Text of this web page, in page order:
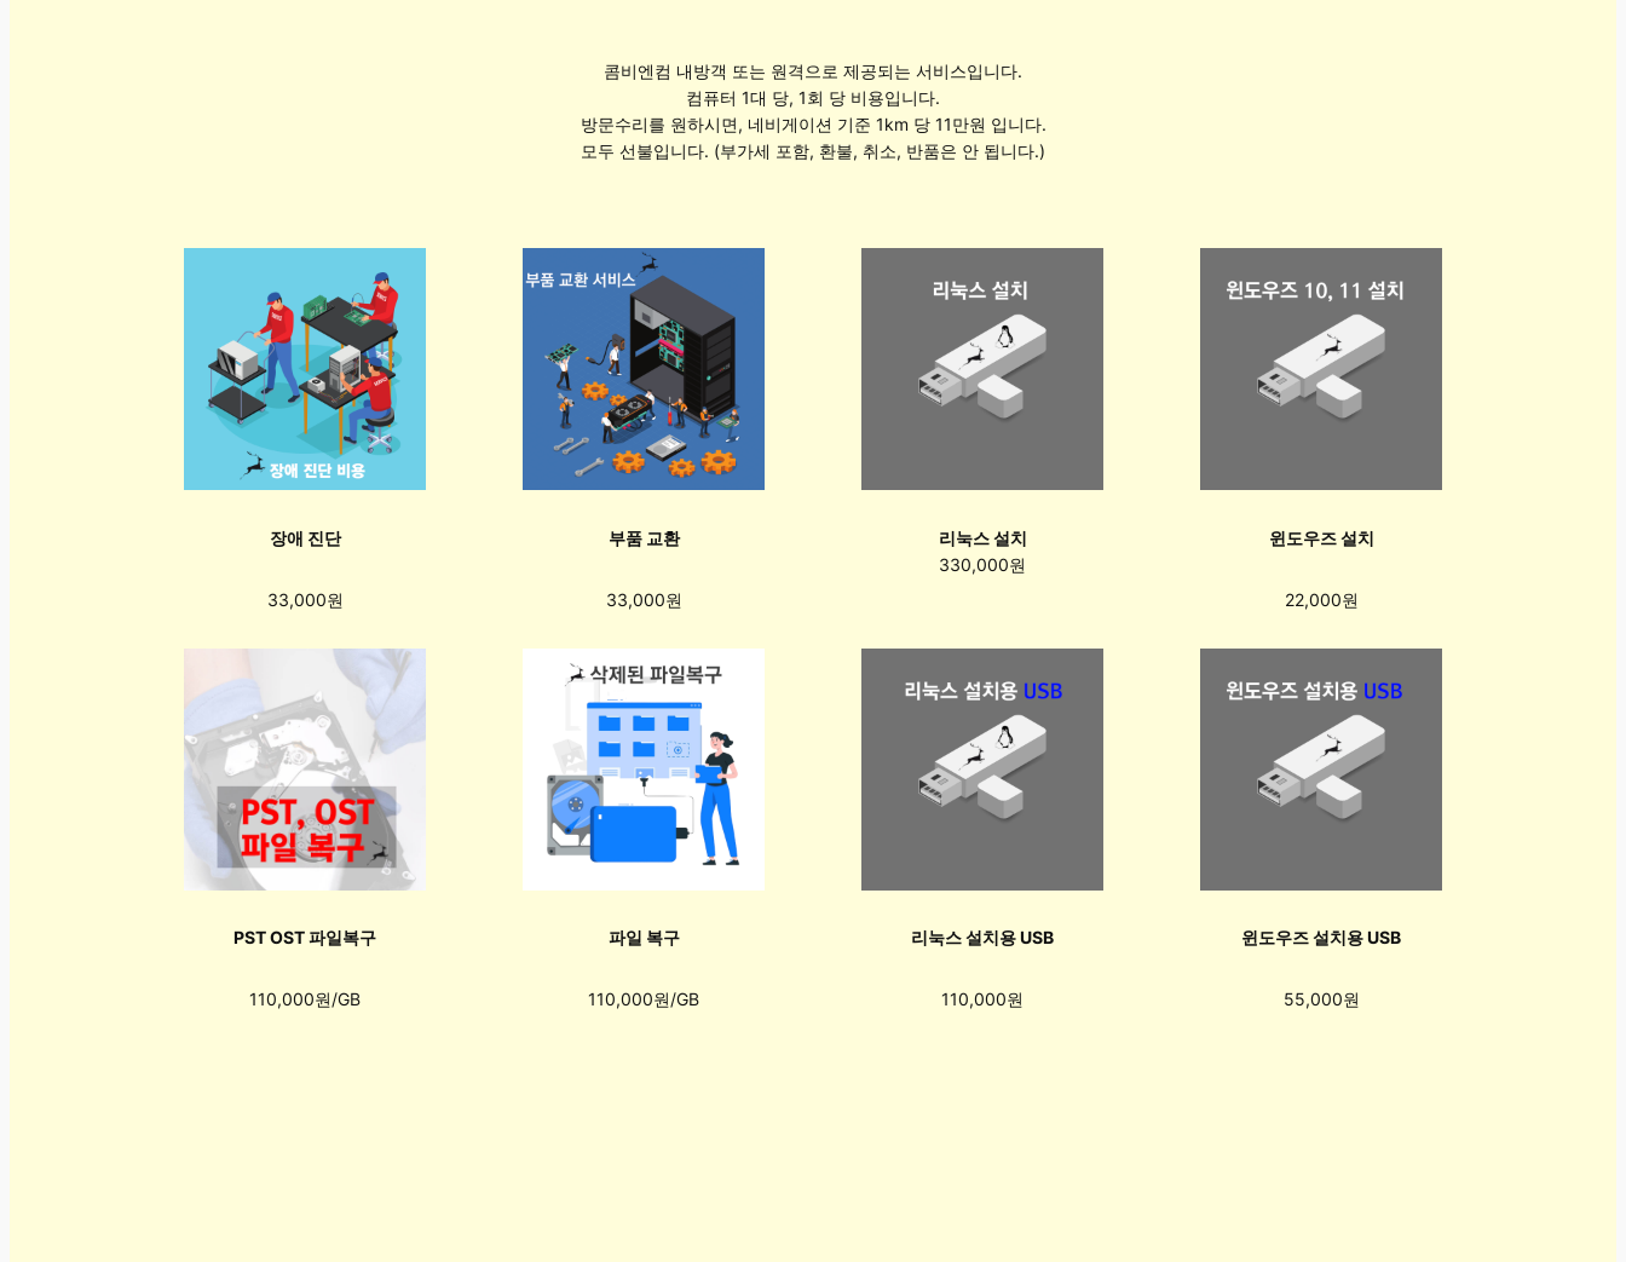
콤비엔컴 내방객 또는 원격으로 제공되는 서비스입니다.
컴퓨터 1대 당, 1회 당 비용입니다.
방문수리를 원하시면, 네비게이션 기준 1km 당 11만원 입니다.
모두 선불입니다. (부가세 포함, 환불, 취소, 반품은 안 됩니다.)
장애 진단
33,000원
부품 교환
33,000원
리눅스 설치
330,000원
윈도우즈 설치
22,000원
PST OST 파일복구
110,000원/GB
파일 복구
110,000원/GB
리눅스 설치용 USB
110,000원
윈도우즈 설치용 USB
55,000원